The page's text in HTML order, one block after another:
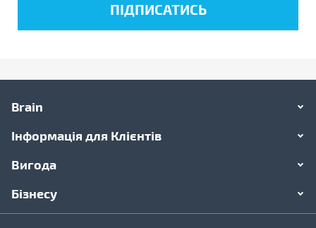
Brain
Інформація для Клієнтів
Вигода
Бізнесу